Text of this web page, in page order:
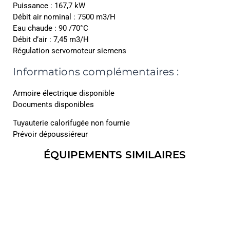
Puissance : 167,7 kW
Débit air nominal : 7500 m3/H
Eau chaude : 90 /70°C
Débit d’air : 7,45 m3/H
Régulation servomoteur siemens
Informations complémentaires :
Armoire électrique disponible
Documents disponibles
Tuyauterie calorifugée non fournie
Prévoir dépoussiéreur
ÉQUIPEMENTS SIMILAIRES